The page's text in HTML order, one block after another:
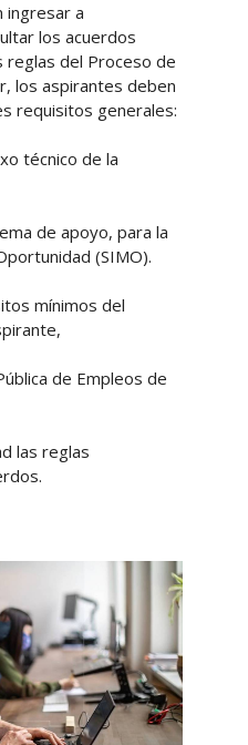
ingresar a
los acuerdos
reglas del Proceso de
los aspirantes deben
requisitos generales:
técnico de la
de apoyo, para la
(SIMO).
mínimos del
de Empleos de
las reglas